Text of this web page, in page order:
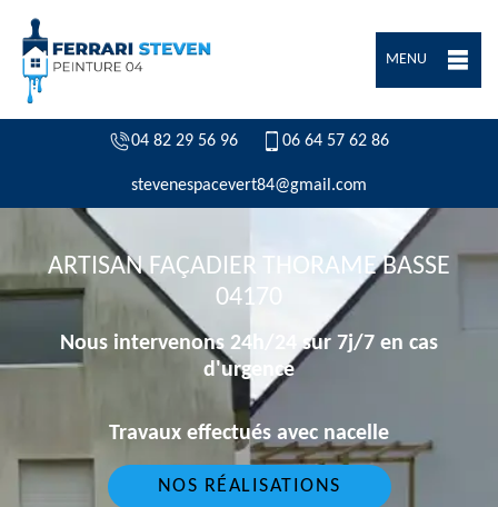
MENU
04 82 29 56 96 06 64 57 62 86
stevenespacevert84@gmail.com
ARTISAN FAÇADIER THORAME BASSE
04170
Nous intervenons 24h/24 sur 7j/7 en cas
d'urgence
Travaux effectués avec nacelle
NOS RÉALISATIONS